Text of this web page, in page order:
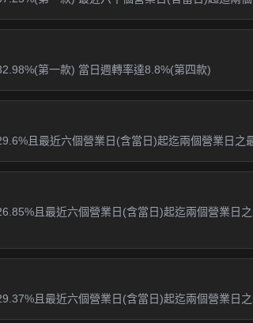
第一款) 當日週轉率達8.8%(第四款)
且最近六個營業日(含當日)起迄兩個營業日
且最近六個營業日(含當日)起迄兩個營業
且最近六個營業日(含當日)起迄兩個營業日